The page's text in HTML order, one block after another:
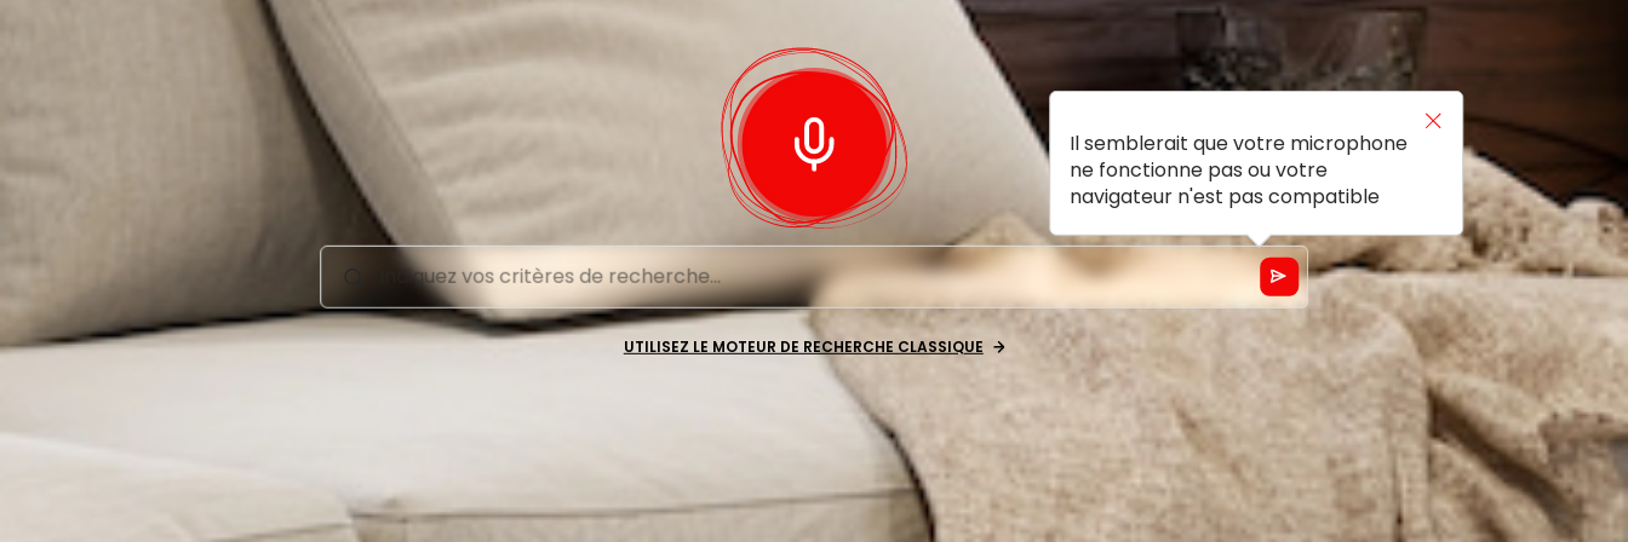
Il semblerait que votre microphone
ne fonctionne pas ou votre
navigateur n'est pas compatible
UTILISEZ LE MOTEUR DE RECHERCHE CLASSIQUE